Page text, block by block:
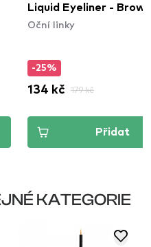
Liquid Eyeliner - Brown
Oční linky
-25%
134 kč 179 kč
Přidat
KATEGORIE